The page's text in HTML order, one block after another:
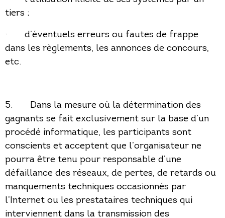
tiers ;
· d’éventuels erreurs ou fautes de frappe
dans les règlements, les annonces de concours,
etc.
5. Dans la mesure où la détermination des
gagnants se fait exclusivement sur la base d’un
procédé informatique, les participants sont
conscients et acceptent que l’organisateur ne
pourra être tenu pour responsable d’une
défaillance des réseaux, de pertes, de retards ou
manquements techniques occasionnés par
l’Internet ou les prestataires techniques qui
interviennent dans la transmission des